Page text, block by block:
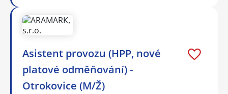
Asistent provozu (HPP, nové
platové odměňování) -
Otrokovice (M/Ž)